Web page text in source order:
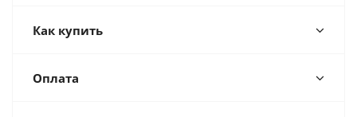
Как купить
Оплата